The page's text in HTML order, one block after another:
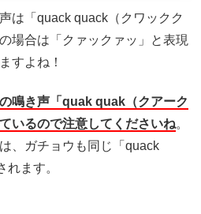
は「quack quack（クワックク
場合は「クァックァッ」と表現
すよね！
鳴き声「quak quak（クアーク
いるので注意してくださいね。
、ガチョウも同じ「quack
ます。